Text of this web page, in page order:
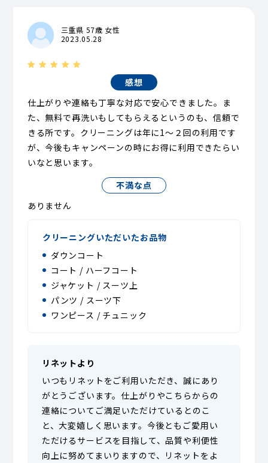
三重県 57歳 女性
2023.05.28
感想
仕上がりや連絡も丁寧な対応で安心できました。ま
た、無料で再洗いもしてもらえるというのも、信頼で
きる所です。クリーニングは年に1〜２回の利用です
が、今後もキャンペーンの時にお得に利用できたらい
いなと思います。
不満な点
ありません
クリーニングいただいたお品物
ダウンコート
コート / ハーフコート
ジャケット / スーツ上
パンツ / スーツ下
ワンピース / チュニック
リネットより
いつもリネットをご利用いただき、誠にあり
がとうございます。仕上がりやこちらからの
連絡についてご満足いただけているとのこ
と、大変嬉しく思います。今後ともご愛用い
ただけるサービスを目指して、品質や利便性
向上に努めてまいりますので、リネットをよ